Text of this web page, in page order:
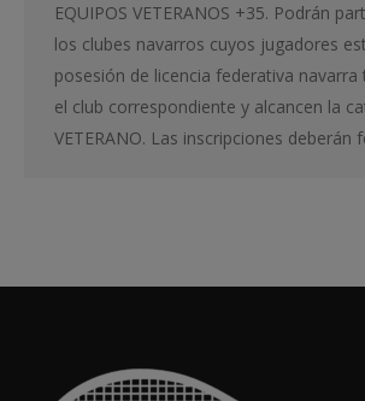
EQUIPOS VETERANOS +35. Podrán
los clubes navarros cuyos jugadores
posesión de licencia federativa
el club correspondiente y alcancen la
VETERANO. Las inscripciones deberán